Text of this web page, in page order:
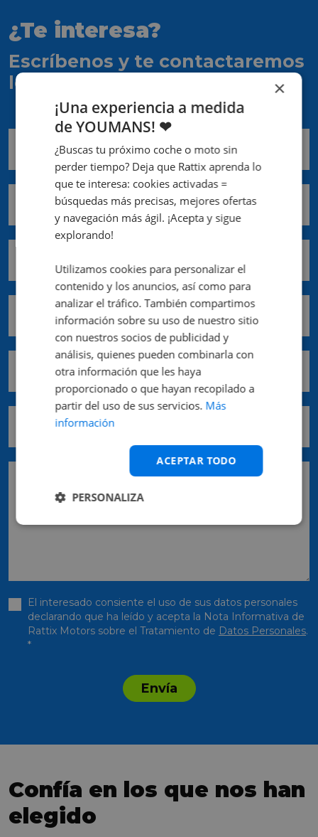
¿Te interesa?
Escríbenos y te contactaremos
lo antes posible
Nombre *
Apellidos *
Teléfono móvil *
Comunidad *
Provincia *
El interesado consiente el uso de sus datos personales
declarando que ha leído y acepta la Nota Informativa de
Rattix Motors sobre el Tratamiento de Datos Personales.
*
Envía
Confía en los que nos han
elegido
×
¡Una experiencia a medida
de YOUMANS! ❤
¿Buscas tu próximo coche o moto sin
perder tiempo? Deja que Rattix aprenda lo
que te interesa: cookies activadas =
búsquedas más precisas, mejores ofertas
y navegación más ágil. ¡Acepta y sigue
explorando!
Utilizamos cookies para personalizar el
contenido y los anuncios, así como para
analizar el tráfico. También compartimos
información sobre su uso de nuestro sitio
con nuestros socios de publicidad y
análisis, quienes pueden combinarla con
otra información que les haya
proporcionado o que hayan recopilado a
partir del uso de sus servicios. Más
información
ACEPTAR TODO
PERSONALIZA